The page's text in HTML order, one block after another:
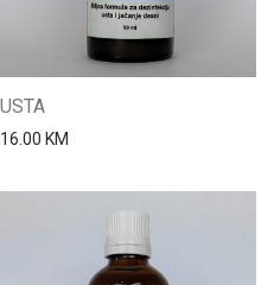
USTA
16.00 KM